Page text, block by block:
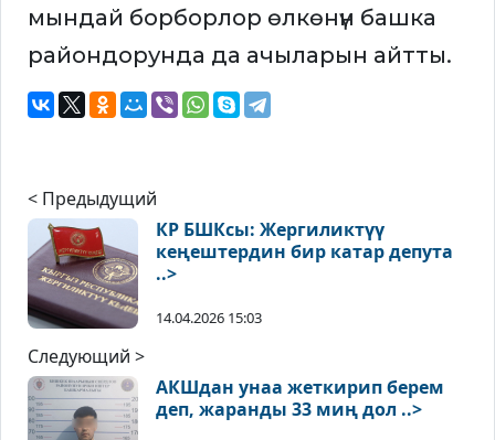
мындай борборлор өлкөнүн башка
райондорунда да ачыларын айтты.
< Предыдущий
КР БШКсы: Жергиликтүү
кеңештердин бир катар депута
..>
14.04.2026 15:03
Следующий >
АКШдан унаа жеткирип берем
деп, жаранды 33 миң дол ..>